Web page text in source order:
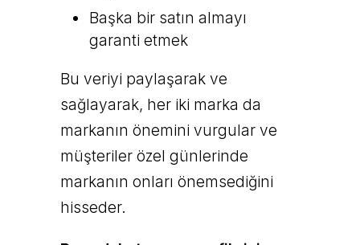
Başka bir satın almayı
garanti etmek
Bu veriyi paylaşarak ve
sağlayarak, her iki marka da
markanın önemini vurgular ve
müşteriler özel günlerinde
markanın onları önemsediğini
hisseder.